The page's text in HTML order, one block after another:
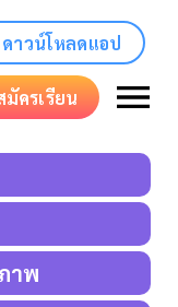
ดาวน์โหลดแอป
มัครเรียน
าพ